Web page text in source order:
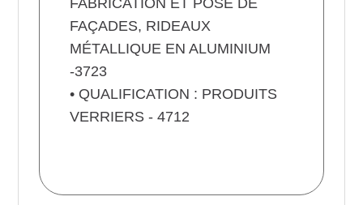
FABRICATION ET POSE DE
FAÇADES, RIDEAUX
MÉTALLIQUE EN ALUMINIUM
-3723
• QUALIFICATION : PRODUITS
VERRIERS - 4712